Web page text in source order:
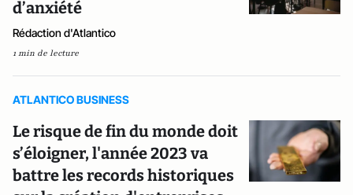
d’anxiété
Rédaction d'Atlantico
1 min de lecture
ATLANTICO BUSINESS
Le risque de fin du monde doit
s’éloigner, l'année 2023 va
battre les records historiques